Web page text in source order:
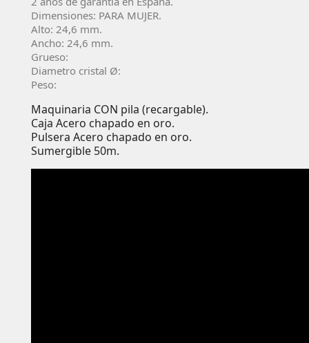
Dimensiones: PARA MUJER.
Alto: 24,6 mm.
Ancho: 24,6 mm.
Grueso:
Diametro cristal Ø:
Peso:
Maquinaria CON pila (recargable).
Caja Acero chapado en oro.
Pulsera Acero chapado en oro.
Sumergible 50m.